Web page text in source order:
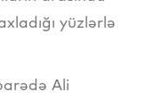
yüzlərlə
Ali